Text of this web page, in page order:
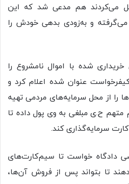
می‌کردند هم مدعی شد که این
می‌گرفته و به‌زودی بدهی خودش را
شده با اموال نامشروع را
عنوان شده اعلام کرد و
از محل سرمایه‌های مردمی تهیه
ح‌.ی مبلغی به وی پول داده تا
سرمایه‌گذاری کند.
دادگاه خواست تا سیم‌کارت‌های
تا بتواند پس از فروش آن‌ها،